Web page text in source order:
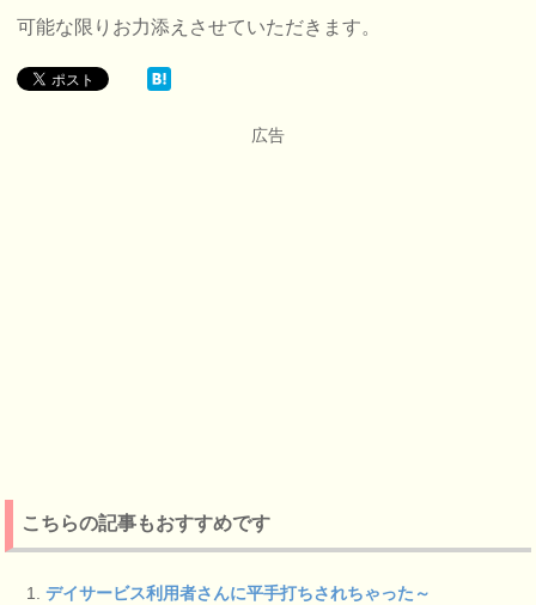
可能な限りお力添えさせていただきます。
広告
こちらの記事もおすすめです
デイサービス利用者さんに平手打ちされちゃった～